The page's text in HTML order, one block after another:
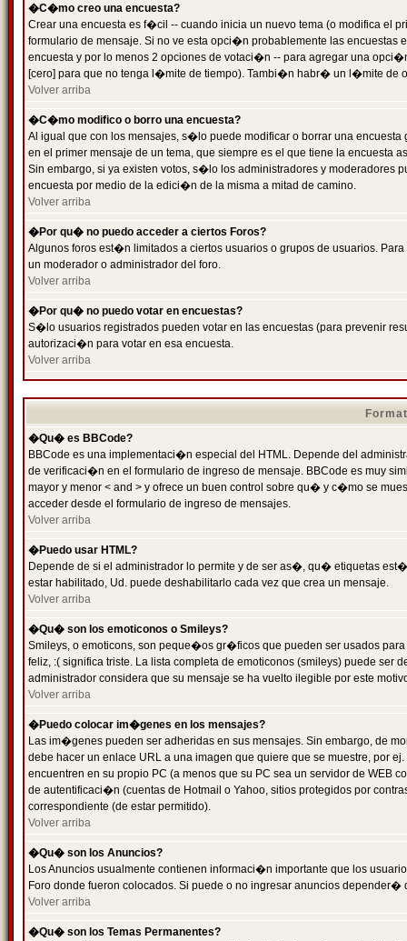
�C�mo creo una encuesta?
Crear una encuesta es f�cil -- cuando inicia un nuevo tema (o modifica el
formulario de mensaje. Si no ve esta opci�n probablemente las
encuesta y por lo menos 2 opciones de votaci�n -- para agregar una
[cero] para que no tenga l�mite de tiempo). Tambi�n habr� un l�mite de
Volver arriba
�C�mo modifico o borro una encuesta?
Al igual que con los mensajes, s�lo puede modificar o borrar una
en el primer mensaje de un tema, que siempre es el que tiene la encuesta
Sin embargo, si ya existen votos, s�lo los administradores y moderadores
encuesta por medio de la edici�n de la misma a mitad de camino.
Volver arriba
�Por qu� no puedo acceder a ciertos Foros?
Algunos foros est�n limitados a ciertos usuarios o grupos de usuarios.
un moderador o administrador del foro.
Volver arriba
�Por qu� no puedo votar en encuestas?
S�lo usuarios registrados pueden votar en las encuestas (para prevenir
autorizaci�n para votar en esa encuesta.
Volver arriba
�Qu� es BBCode?
BBCode es una implementaci�n especial del HTML. Depende del
de verificaci�n en el formulario de ingreso de mensaje. BBCode es muy
mayor y menor < and > y ofrece un buen control sobre qu� y c�mo se
acceder desde el formulario de ingreso de mensajes.
Volver arriba
�Puedo usar HTML?
Depende de si el administrador lo permite y de ser as�, qu� etiquetas
estar habilitado, Ud. puede deshabilitarlo cada vez que crea un mensaje.
Volver arriba
�Qu� son los emoticonos o Smileys?
Smileys, o emoticons, son peque�os gr�ficos que pueden ser usados
feliz, :( significa triste. La lista completa de emoticonos (smileys) puede
administrador considera que su mensaje se ha vuelto ilegible por este
Volver arriba
�Puedo colocar im�genes en los mensajes?
Las im�genes pueden ser adheridas en sus mensajes. Sin embargo, de
debe hacer un enlace URL a una imagen que quiere que se muestre, por
encuentren en su propio PC (a menos que su PC sea un servidor de
de autentificaci�n (cuentas de Hotmail o Yahoo, sitios protegidos por
correspondiente (de estar permitido).
Volver arriba
�Qu� son los Anuncios?
Los Anuncios usualmente contienen informaci�n importante que los
Foro donde fueron colocados. Si puede o no ingresar anuncios
Volver arriba
�Qu� son los Temas Permanentes?